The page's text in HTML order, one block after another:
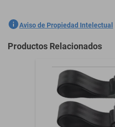
SKU
Marca
Modelo del Vehículo
Tipo De Refacción
Aviso de Propiedad Intelectual
Productos Relacionados